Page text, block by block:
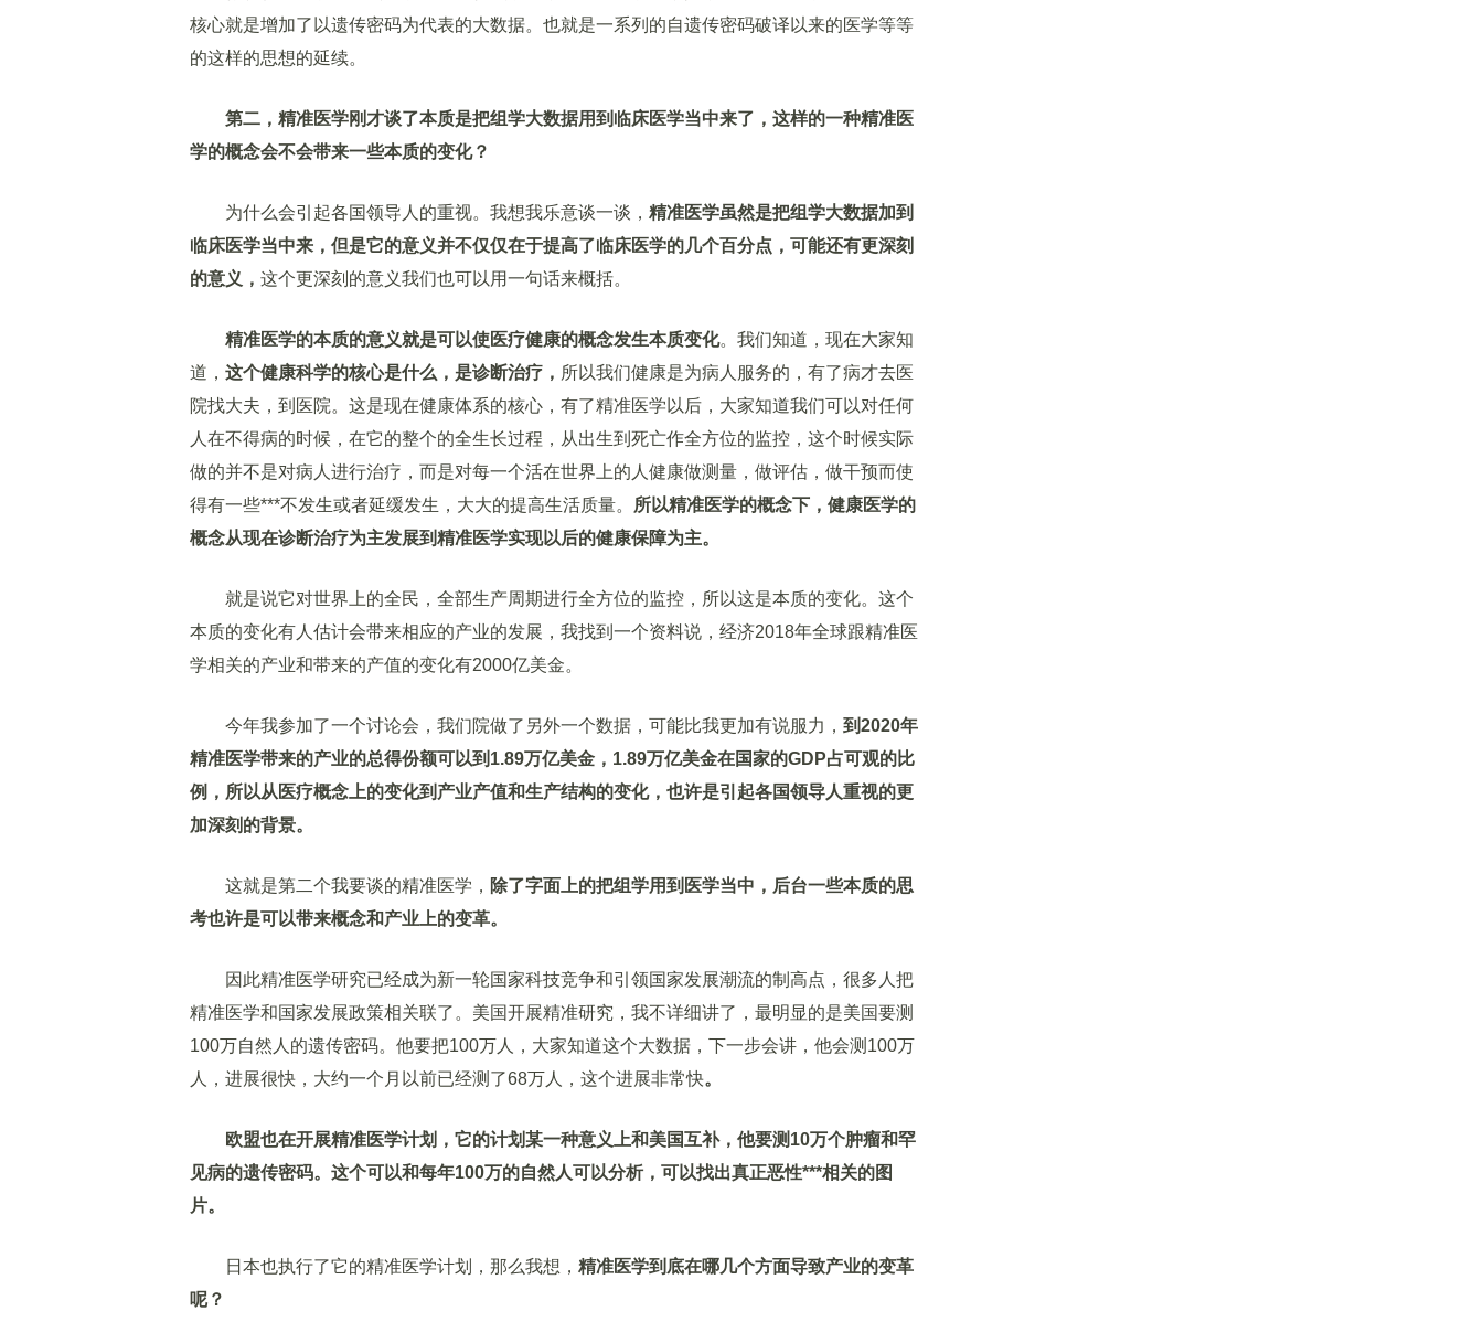
核心就是增加了以遗传密码为代表的大数据。也就是一系列的自遗传密码破译以来的医学等等
的这样的思想的延续。
第二，精准医学刚才谈了本质是把组学大数据用到临床医学当中来了，这样的一种精准医
学的概念会不会带来一些本质的变化？
为什么会引起各国领导人的重视。我想我乐意谈一谈， 精准医学虽然是把组学大数据加到
临床医学当中来，但是它的意义并不仅仅在于提高了临床医学的几个百分点，可能还有更深刻
的意义， 这个更深刻的意义我们也可以用一句话来概括。
精准医学的本质的意义就是可以使医疗健康的概念发生本质变化。我们知道，现在大家知
道， 这个健康科学的核心是什么，是诊断治疗， 所以我们健康是为病人服务的，有了病才去医
院找大夫，到医院。这是现在健康体系的核心，有了精准医学以后，大家知道我们可以对任何
人在不得病的时候，在它的整个的全生长过程，从出生到死亡作全方位的监控，这个时候实际
做的并不是对病人进行治疗，而是对每一个活在世界上的人健康做测量，做评估，做干预而使
得有一些***不发生或者延缓发生，大大的提高生活质量。
所以精准医学的概念下，健康医学的
概念从现在诊断治疗为主发展到精准医学实现以后的健康保障为主。
就是说它对世界上的全民，全部生产周期进行全方位的监控，所以这是本质的变化。这个
本质的变化有人估计会带来相应的产业的发展，我找到一个资料说，经济2018年全球跟精准医
学相关的产业和带来的产值的变化有2000亿美金。
今年我参加了一个讨论会，我们院做了另外一个数据，可能比我更加有说服力， 到2020年
精准医学带来的产业的总得份额可以到1.89万亿美金，1.89万亿美金在国家的GDP占可观的比
例，所以从医疗概念上的变化到产业产值和生产结构的变化，也许是引起各国领导人重视的更
加深刻的背景。
这就是第二个我要谈的精准医学， 除了字面上的把组学用到医学当中，后台一些本质的思
考也许是可以带来概念和产业上的变革。
因此精准医学研究已经成为新一轮国家科技竞争和引领国家发展潮流的制高点，很多人把
精准医学和国家发展政策相关联了。美国开展精准研究，我不详细讲了，最明显的是美国要测
100万自然人的遗传密码。他要把100万人，大家知道这个大数据，下一步会讲，他会测100万
人，进展很快，大约一个月以前已经测了68万人，这个进展非常快。
欧盟也在开展精准医学计划，它的计划某一种意义上和美国互补，他要测10万个肿瘤和罕
见病的遗传密码。这个可以和每年100万的自然人可以分析，可以找出真正恶性***相关的图
片。
日本也执行了它的精准医学计划，那么我想， 精准医学到底在哪几个方面导致产业的变革
呢？